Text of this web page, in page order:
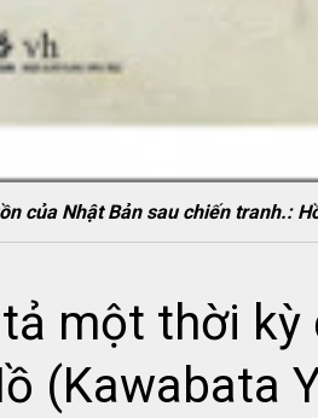
của Nhật Bản sau chiến tranh.:
một thời kỳ
(Kawabata